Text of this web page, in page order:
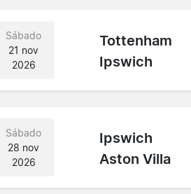
Sábado
21 nov
2026
Tottenham
Ipswich
Sábado
28 nov
2026
Ipswich
Aston Villa